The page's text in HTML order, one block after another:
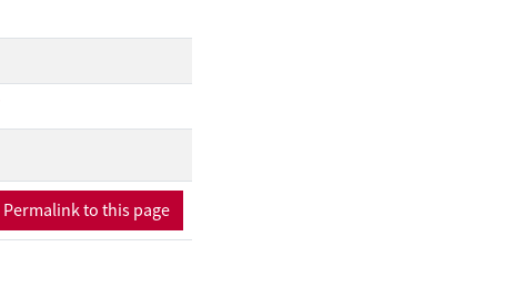
Permalink to this page